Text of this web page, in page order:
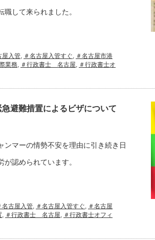
して来られました。
屋入管, ＃名古屋入管すぐ, ＃名古屋市港
業務, ＃行政書士 名古屋, ＃行政書士オ
急避難措置によるビザについて
ンマーの情勢不安を理由に引き続き日
認められています。
名古屋入管, ＃名古屋入管すぐ, ＃名古屋
, ＃行政書士 名古屋, ＃行政書士オフィ